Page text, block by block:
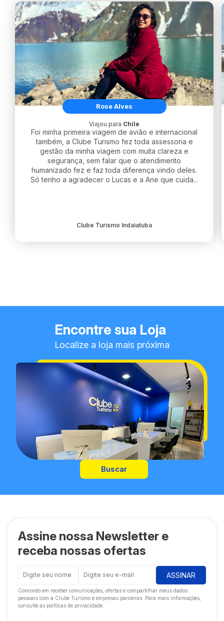
Rose Alves
Viajou para Chile
Foi minha primeira viagem de avião e internacional
também, a Clube Turismo fez toda assessoria e
gestão da minha viagem com muita clareza e
segurança, sem falar que o atendimento
humanizado fez e faz toda diferença vindo deles.
Só tenho a agradecer o Lucas e a Ane que cuida...
Clube Turismo Indaiatuba
Encontre sua Loja
Localize a loja mais próxima
Buscar
Assine nossa Newsletter e
receba nossas ofertas
ASSINAR
Concordo em receber comunicações, ofertas e compartilhar meus dados
pessoais com a Clube Turismo e empresas parceiras. Para mais informações,
consulte as políticas de privacidade.